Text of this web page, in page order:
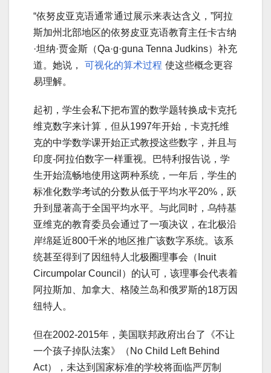
“依努皮亚克语通常通过展示来表达含义，”阿拉
斯加州北部地区的依努皮亚克语教育主任卡古纳
·坦纳·贾金斯（Qa·g·guna Tenna Judkins）补充
道。她说，
可视化的算术过程 使这些概念更容
易理解。
起初，学生会私下把布置的数学题转换成卡克托
维克数字来计算，但从1997年开始，卡克托维
克的中学数学课开始正式教授这些数字，并且与
印度-阿拉伯数字一样重视。巴特利报告说，学
生开始流畅地使用这两种系统，一年后，学生的
标准化数学考试的分数从低于平均水平20%，跃
升到显著高于全国平均水平。与此同时，乌特基
亚维克的教育委员会通过了一项决议，在北极沿
岸绵延近800千米的地区推广该数字系统。该系
统甚至得到了因纽特人北极圈理事会（Inuit
Circumpolar Council）的认可，该理事会代表着
阿拉斯加、加拿大、格陵兰岛和俄罗斯的18万因
纽特人。
但在2002-2015年，美国联邦政府出台了《不让
一个孩子掉队法案》（No Child Left Behind
Act），未达到国家标准的学校将面临严厉制